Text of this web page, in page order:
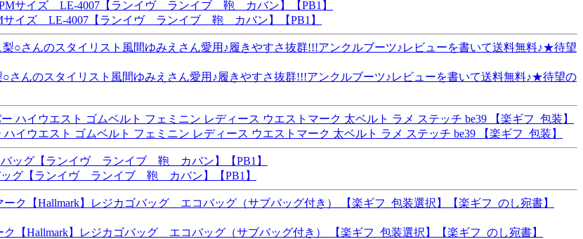
イズ LE-4007【ランイヴ ランイブ 鞄 カバン】【PB1】
さんのスタイリスト風間ゆみえさん愛用♪履きやすさ抜群!!!アンクルブーツ♪レビューを書いて送料無料♪★待望の
ウエスト ゴムベルト フェミニン レディース ウエストマーク 太ベルト ラメ ステッチ be39 【楽ギフ_包装】
グ【ランイヴ ランイブ 鞄 カバン】【PB1】
【Hallmark】レジカゴバッグ エコバッグ（サブバッグ付き） 【楽ギフ_包装選択】【楽ギフ_のし宛書】